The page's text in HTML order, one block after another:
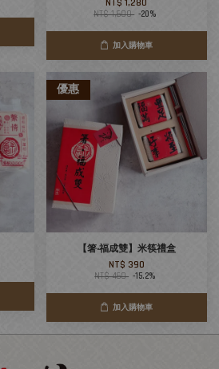
NT$ 1,280
NT$ 1,600 -20%
加入購物車
優惠
【箸‧福成雙】米筷禮盒
NT$ 390
NT$ 460 -15.2%
加入購物車